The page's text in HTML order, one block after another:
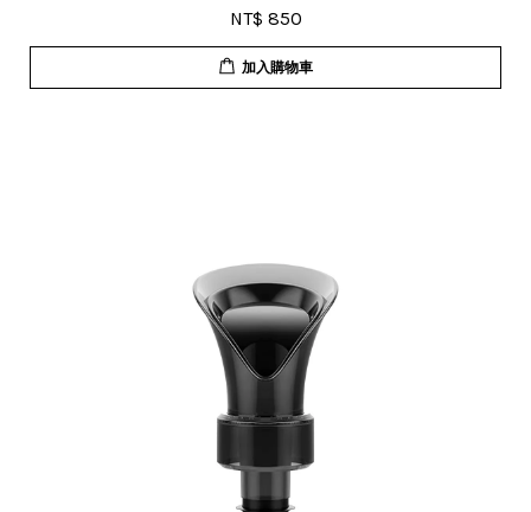
NT$ 850
加入購物車